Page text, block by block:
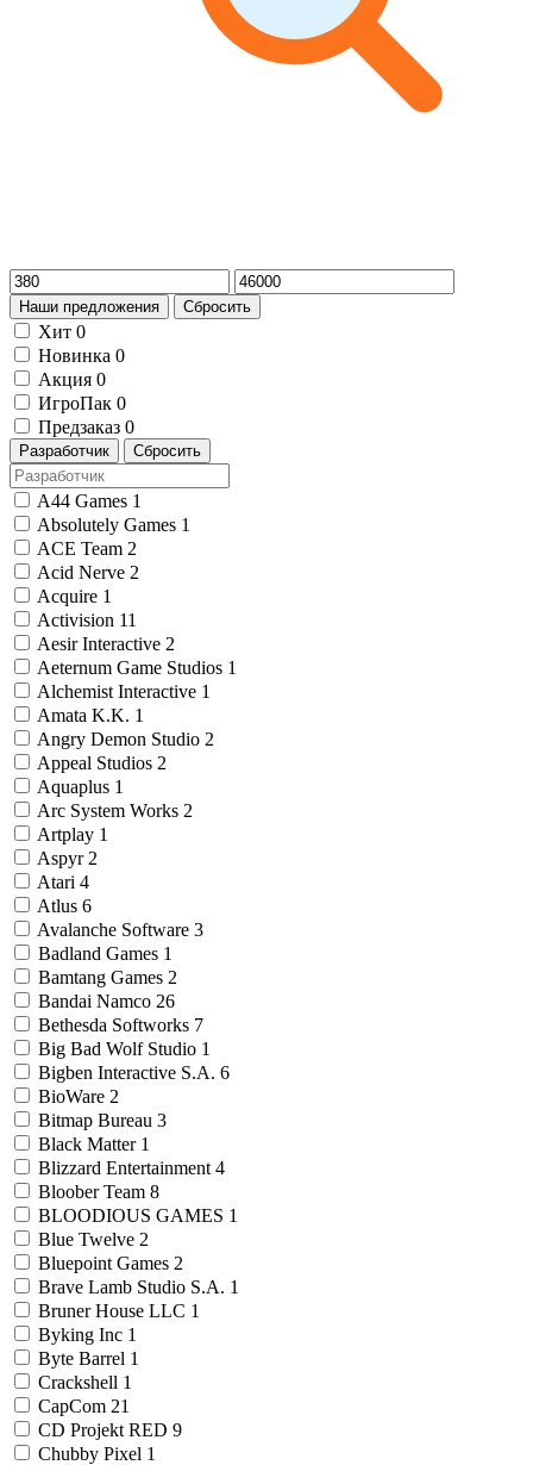
Наши предложения Сбросить
Хит 0
Новинка 0
Акция 0
ИгроПак 0
Предзаказ 0
Разработчик Сбросить
A44 Games 1
Absolutely Games 1
ACE Team 2
Acid Nerve 2
Acquire 1
Activision 11
Aesir Interactive 2
Aeternum Game Studios 1
Alchemist Interactive 1
Amata K.K. 1
Angry Demon Studio 2
Appeal Studios 2
Aquaplus 1
Arc System Works 2
Artplay 1
Aspyr 2
Atari 4
Atlus 6
Avalanche Software 3
Badland Games 1
Bamtang Games 2
Bandai Namco 26
Bethesda Softworks 7
Big Bad Wolf Studio 1
Bigben Interactive S.A. 6
BioWare 2
Bitmap Bureau 3
Black Matter 1
Blizzard Entertainment 4
Bloober Team 8
BLOODIOUS GAMES 1
Blue Twelve 2
Bluepoint Games 2
Brave Lamb Studio S.A. 1
Bruner House LLC 1
Byking Inc 1
Byte Barrel 1
Crackshell 1
CapCom 21
CD Projekt RED 9
Chubby Pixel 1